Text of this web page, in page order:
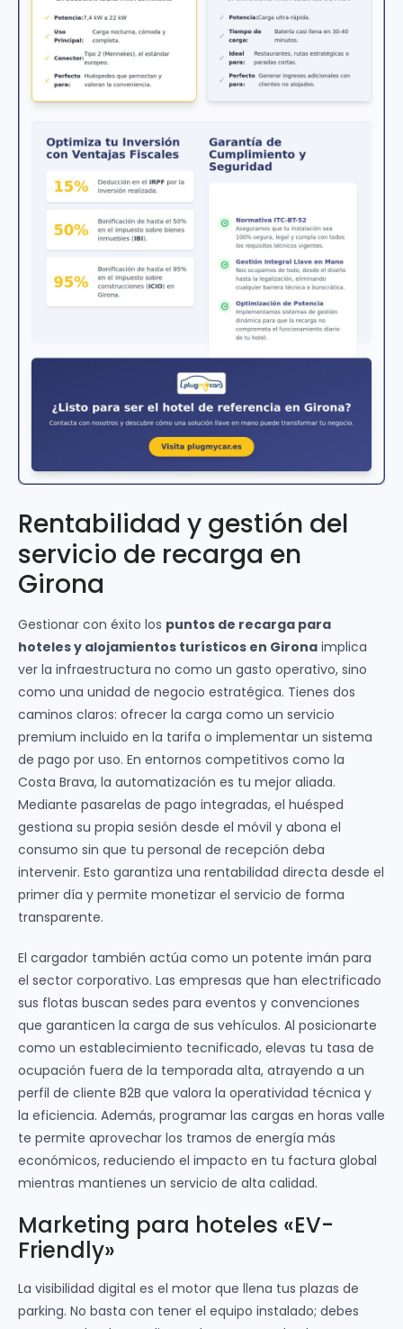
Rentabilidad y gestión del
servicio de recarga en
Girona
Gestionar con éxito los puntos de recarga para
hoteles y alojamientos turísticos en Girona implica
ver la infraestructura no como un gasto operativo, sino
como una unidad de negocio estratégica. Tienes dos
caminos claros: ofrecer la carga como un servicio
premium incluido en la tarifa o implementar un sistema
de pago por uso. En entornos competitivos como la
Costa Brava, la automatización es tu mejor aliada.
Mediante pasarelas de pago integradas, el huésped
gestiona su propia sesión desde el móvil y abona el
consumo sin que tu personal de recepción deba
intervenir. Esto garantiza una rentabilidad directa desde el
primer día y permite monetizar el servicio de forma
transparente.
El cargador también actúa como un potente imán para
el sector corporativo. Las empresas que han electrificado
sus flotas buscan sedes para eventos y convenciones
que garanticen la carga de sus vehículos. Al posicionarte
como un establecimiento tecnificado, elevas tu tasa de
ocupación fuera de la temporada alta, atrayendo a un
perfil de cliente B2B que valora la operatividad técnica y
la eficiencia. Además, programar las cargas en horas valle
te permite aprovechar los tramos de energía más
económicos, reduciendo el impacto en tu factura global
mientras mantienes un servicio de alta calidad.
Marketing para hoteles «EV-
Friendly»
La visibilidad digital es el motor que llena tus plazas de
parking. No basta con tener el equipo instalado; debes